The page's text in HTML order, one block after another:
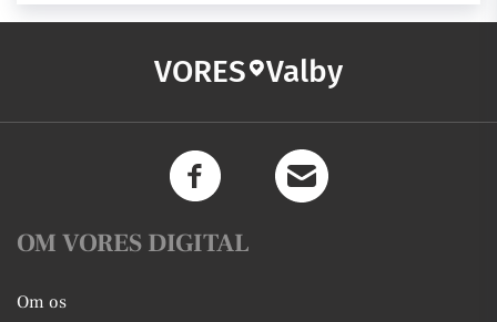
VORES Valby
OM VORES DIGITAL
Om os